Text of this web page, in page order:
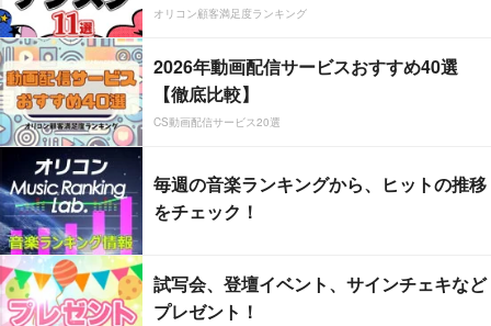
オリコン顧客満足度ランキング
2026年動画配信サービスおすすめ40選
【徹底比較】
CS動画配信サービス20選
毎週の音楽ランキングから、ヒットの推移
をチェック！
試写会、登壇イベント、サインチェキなど
プレゼント！